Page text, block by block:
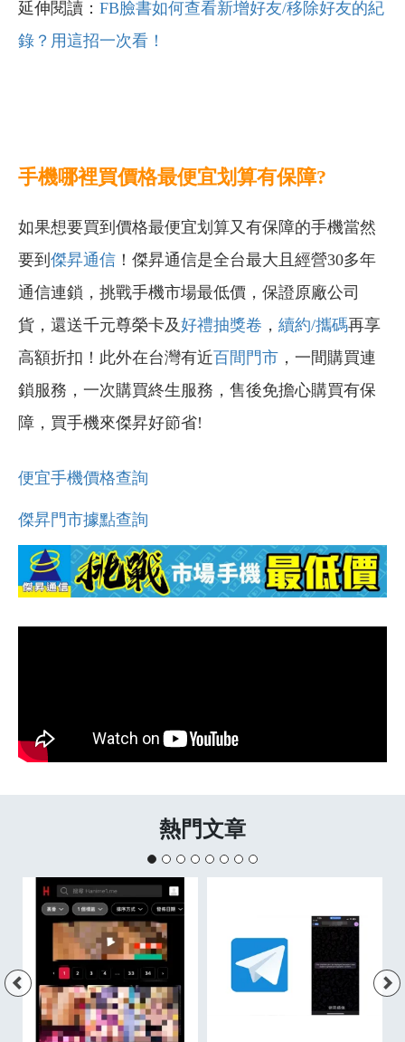
延伸閱讀： FB臉書如何查看新增好友/移除好友的紀
錄？用這招一次看！
手機哪裡買價格最便宜划算有保障?
如果想要買到價格最便宜划算又有保障的手機當然
要到 傑昇通信 ！傑昇通信是全台最大且經營30多年
通信連鎖，挑戰手機市場最低價，保證原廠公司
貨，還送千元尊榮卡及好禮抽獎卷 ， 續約/攜碼再享
高額折扣！此外在台灣有近百間門市 ，一間購買連
鎖服務，一次購買終生服務，售後免擔心購買有保
障，買手機來傑昇好節省!
便宜手機價格查詢
傑昇門市據點查詢
熱門文章